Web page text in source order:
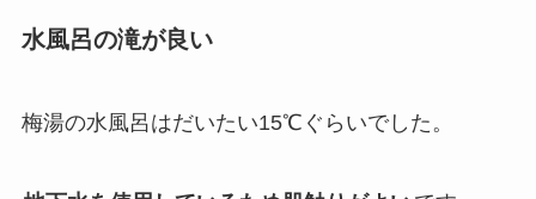
水風呂の滝が良い
梅湯の水風呂はだいたい15℃ぐらいでした。